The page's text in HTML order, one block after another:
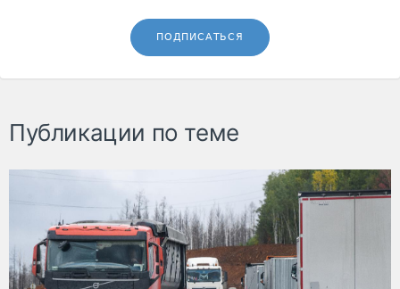
ПОДПИСАТЬСЯ
Публикации по теме